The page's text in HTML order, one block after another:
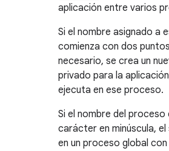
aplicación entre varios
Si el nombre asignado a
comienza con dos
necesario, se crea un
privado para la
ejecuta en ese proceso.
Si el nombre del proceso
carácter en minúscula,
en un proceso global